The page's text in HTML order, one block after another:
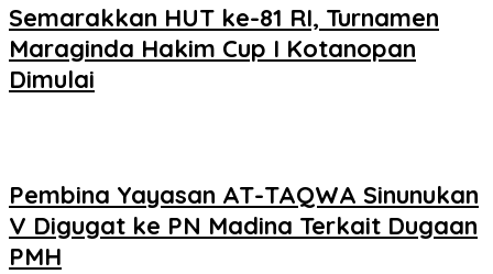
Semarakkan HUT ke-81 RI, Turnamen
Maraginda Hakim Cup I Kotanopan
Dimulai
Pembina Yayasan AT-TAQWA Sinunukan
V Digugat ke PN Madina Terkait Dugaan
PMH